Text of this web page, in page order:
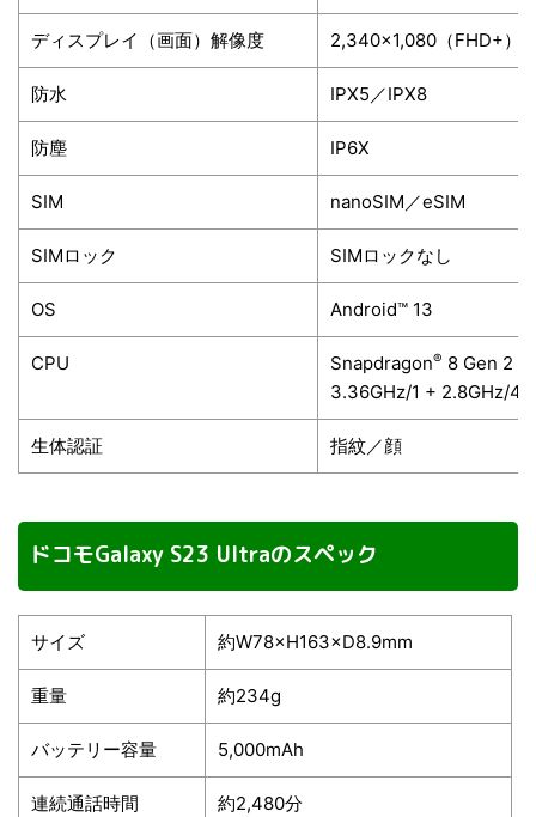
ディスプレイ（画面）解像度 2,340×1,080（FHD+）
防水 IPX5／IPX8
防塵 IP6X
SIM nanoSIM／eSIM
SIMロック SIMロックなし
OS Android™ 13
CPU Snapdragon® 8 Gen 2
3.36GHz/1 + 2.8GHz/4
生体認証 指紋／顔
ドコモGalaxy S23 Ultraのスペック
サイズ 約W78×H163×D8.9mm
重量 約234g
バッテリー容量 5,000mAh
連続通話時間
約2,480分